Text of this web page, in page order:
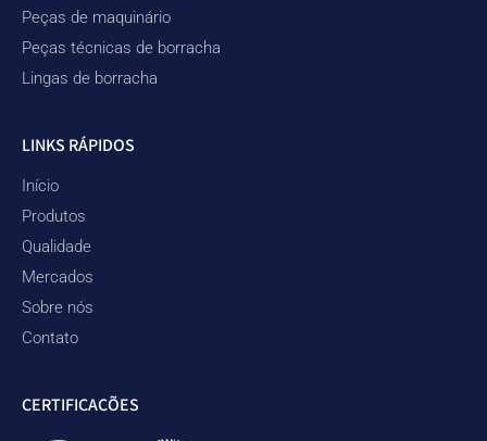
Peças de maquinário
Peças técnicas de borracha
Lingas de borracha
LINKS RÁPIDOS
Início
Produtos
Qualidade
Mercados
Sobre nós
Contato
CERTIFICAÇÕES